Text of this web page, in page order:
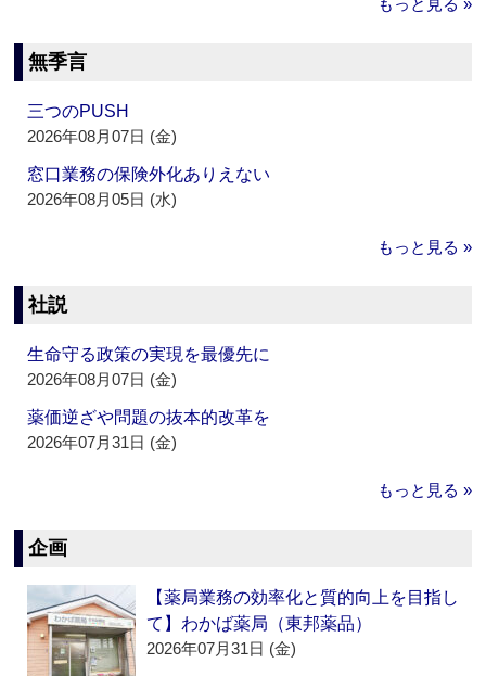
もっと見る »
無季言
三つのPUSH
2026年08月07日 (金)
窓口業務の保険外化ありえない
2026年08月05日 (水)
もっと見る »
社説
生命守る政策の実現を最優先に
2026年08月07日 (金)
薬価逆ざや問題の抜本的改革を
2026年07月31日 (金)
もっと見る »
企画
【薬局業務の効率化と質的向上を目指し
て】わかば薬局（東邦薬品）
2026年07月31日 (金)